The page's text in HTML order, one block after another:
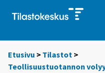
Etusivu > Tilastot >
Teollisuustuotannon